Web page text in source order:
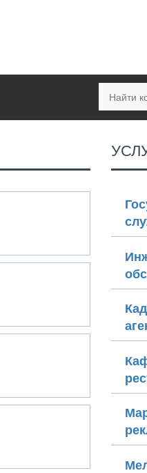
Cetera Labs
PROF-IT